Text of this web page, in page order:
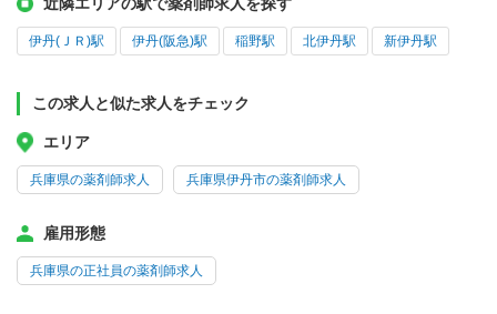
伊丹(ＪＲ)駅 伊丹(阪急)駅 稲野駅 北伊丹駅 新伊丹駅
この求人と似た求人をチェック
エリア
兵庫県の薬剤師求人 兵庫県伊丹市の薬剤師求人
雇用形態
兵庫県の正社員の薬剤師求人